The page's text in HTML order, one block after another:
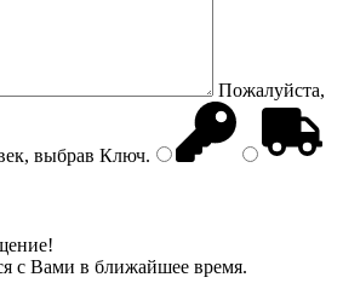
Пожалуйста,
выбрав Ключ.
с Вами в ближайшее время.